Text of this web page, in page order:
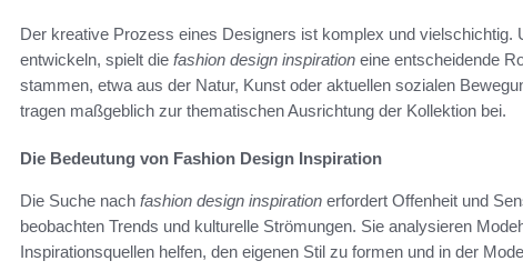
Der kreative Prozess eines Designers ist komplex und vielschichtig.
entwickeln, spielt die fashion design inspiration eine entscheidende
stammen, etwa aus der Natur, Kunst oder aktuellen sozialen
tragen maßgeblich zur thematischen Ausrichtung der Kollektion bei.
Die Bedeutung von Fashion Design Inspiration
Die Suche nach fashion design inspiration erfordert Offenheit und
beobachten Trends und kulturelle Strömungen. Sie analysieren
Inspirationsquellen helfen, den eigenen Stil zu formen und in der